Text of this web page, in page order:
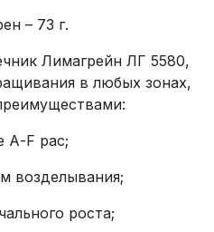
– 73 г.
Лимагрейн ЛГ 5580,
в любых зонах,
А-F рас;
возделывания;
роста;